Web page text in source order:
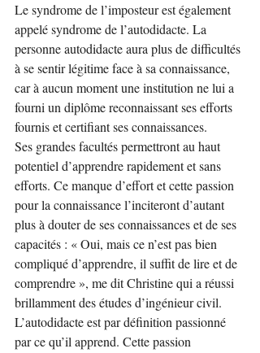
Le syndrome de l’imposteur est également
appelé syndrome de l’autodidacte. La
personne autodidacte aura plus de difficultés
à se sentir légitime face à sa connaissance,
car à aucun moment une institution ne lui a
fourni un diplôme reconnaissant ses efforts
fournis et certifiant ses connaissances.
Ses grandes facultés permettront au haut
potentiel d’apprendre rapidement et sans
efforts. Ce manque d’effort et cette passion
pour la connaissance l’inciteront d’autant
plus à douter de ses connaissances et de ses
capacités : « Oui, mais ce n’est pas bien
compliqué d’apprendre, il suffit de lire et de
comprendre », me dit Christine qui a réussi
brillamment des études d’ingénieur civil.
L’autodidacte est par définition passionné
par ce qu’il apprend. Cette passion